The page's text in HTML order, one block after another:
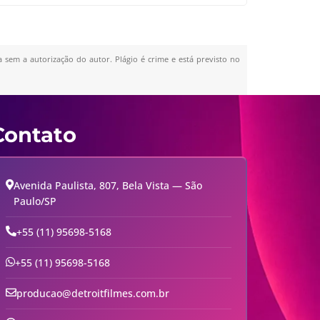
a autorização do autor. Plágio é crime e está previsto no
Avenida Paulista, 807, Bela Vista — São
Paulo/SP
+55 (11) 95698-5168
+55 (11) 95698-5168
producao@detroitfilmes.com.br